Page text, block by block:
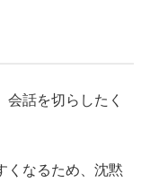
話を切らしたく
くなるため、沈黙